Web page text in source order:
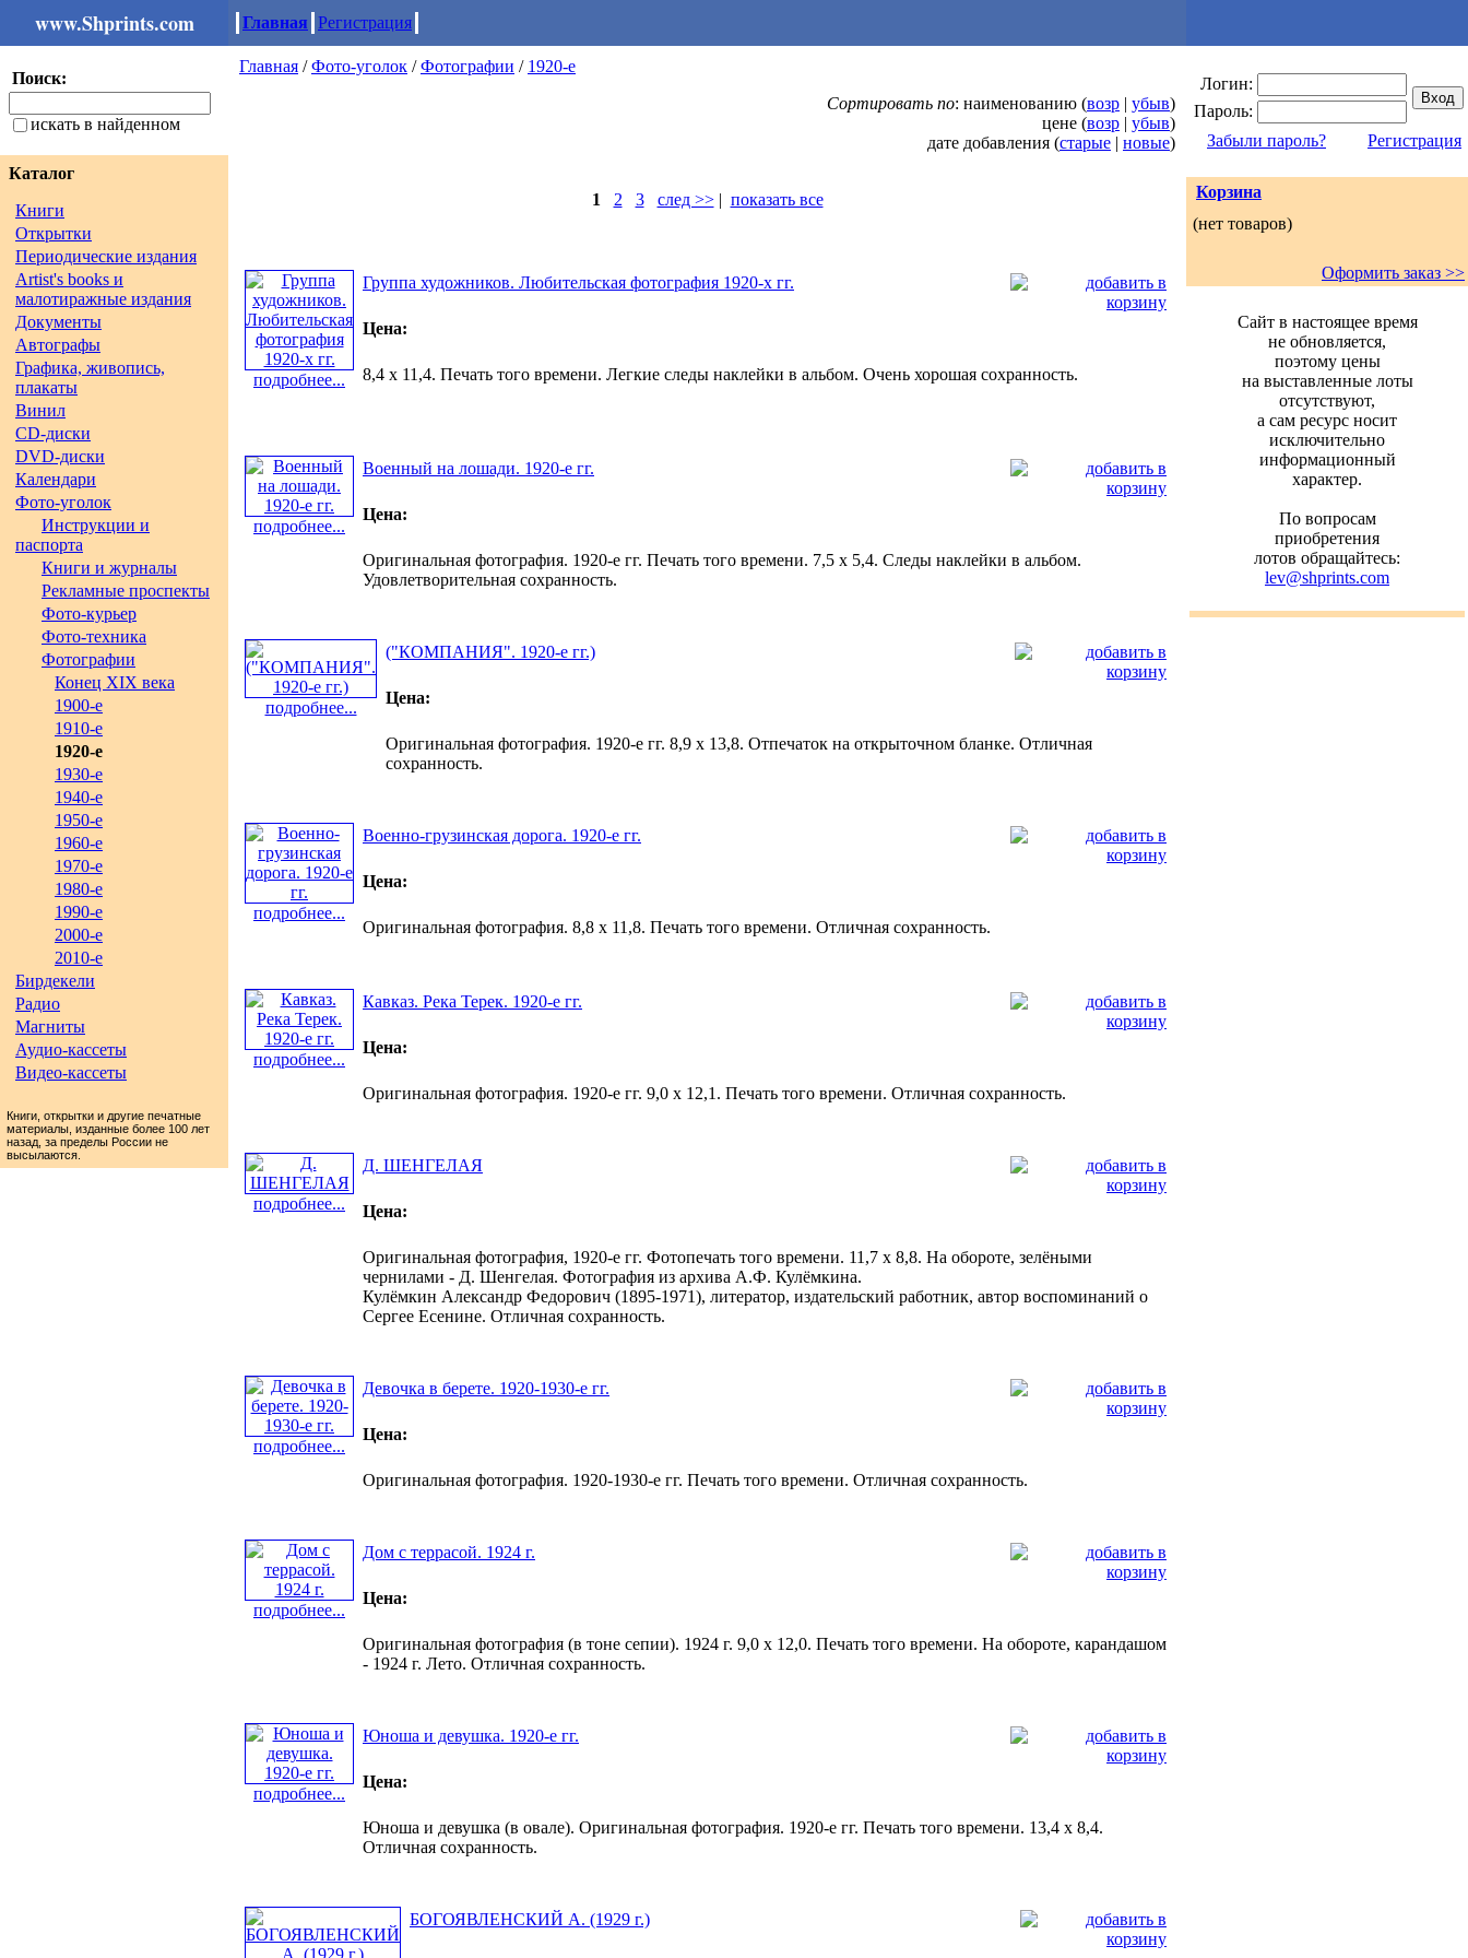
www.Shprints.com Главная Регистрация
Поиск:
искать в найденном
Каталог
Книги
Открытки
Периодические издания
Artist's books и
малотиражные издания
Документы
Автографы
Графика, живопись,
плакаты
Винил
CD-диски
DVD-диски
Календари
Фото-уголок
Инструкции и
паспорта
Книги и журналы
Рекламные проспекты
Фото-курьер
Фото-техника
Фотографии
Конец XIX века
1900-е
1910-е
1920-е
1930-е
1940-е
1950-е
1960-е
1970-е
1980-е
1990-е
2000-е
2010-е
Бирдекели
Радио
Магниты
Аудио-кассеты
Видео-кассеты
Книги, открытки и другие печатные
материалы, изданные более 100 лет
назад, за пределы России не
высылаются.
Главная /Фото-уголок /Фотографии / 1920-е
Сортировать по: наименованию (возр | убыв)
цене (возр | убыв)
дате добавления (старые | новые)
1 2 3 след >>| показать все
подробнее...
Группа художников. Любительская фотография 1920-х гг.
Цена:
8,4 х 11,4. Печать того времени. Легкие следы наклейки в альбом. Очень хорошая сохранность.
подробнее...
Военный на лошади. 1920-е гг.
Цена:
Оригинальная фотография. 1920-е гг. Печать того времени. 7,5 х 5,4. Следы наклейки в альбом.
Удовлетворительная сохранность.
подробнее...
("КОМПАНИЯ". 1920-е гг.)
Цена:
Оригинальная фотография. 1920-е гг. 8,9 х 13,8. Отпечаток на открыточном бланке. Отличная
сохранность.
подробнее...
Военно-грузинская дорога. 1920-е гг.
Цена:
Оригинальная фотография. 8,8 х 11,8. Печать того времени. Отличная сохранность.
подробнее...
Кавказ. Река Терек. 1920-е гг.
Цена:
Оригинальная фотография. 1920-е гг. 9,0 х 12,1. Печать того времени. Отличная сохранность.
подробнее...
Д. ШЕНГЕЛАЯ
Цена:
Оригинальная фотография, 1920-е гг. Фотопечать того времени. 11,7 х 8,8. На обороте, зелёными
чернилами - Д. Шенгелая. Фотография из архива А.Ф. Кулёмкина.
Кулёмкин Александр Федорович (1895-1971), литератор, издательский работник, автор воспоминаний о
Сергее Есенине. Отличная сохранность.
подробнее...
Девочка в берете. 1920-1930-е гг.
Цена:
Оригинальная фотография. 1920-1930-е гг. Печать того времени. Отличная сохранность.
подробнее...
Дом с террасой. 1924 г.
Цена:
Оригинальная фотография (в тоне сепии). 1924 г. 9,0 х 12,0. Печать того времени. На обороте, карандашом
- 1924 г. Лето. Отличная сохранность.
подробнее...
Юноша и девушка. 1920-е гг.
Цена:
Юноша и девушка (в овале). Оригинальная фотография. 1920-е гг. Печать того времени. 13,4 х 8,4.
Отличная сохранность.
БОГОЯВЛЕНСКИЙ А. (1929 г.)
Логин:
Пароль:
Забыли пароль?
Регистрация
Корзина
(нет товаров)
Оформить заказ >>
Сайт в настоящее время
не обновляется,
поэтому цены
на выставленные лоты
отсутствуют,
а сам ресурс носит
исключительно
информационный
характер.
По вопросам
приобретения
лотов обращайтесь:
lev@shprints.com